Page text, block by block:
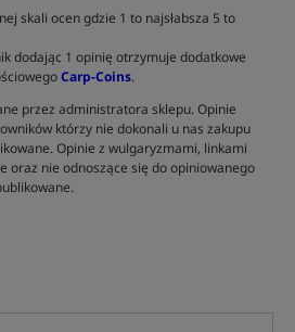
skali ocen gdzie 1 to najsłabsza 5 to
dodając 1 opinię otrzymuje dodatkowe
Carp-Coins.
przez administratora sklepu. Opinie
którzy nie dokonali u nas zakupu
Opinie z wulgaryzmami, linkami
oraz nie odnoszące się do opiniowanego